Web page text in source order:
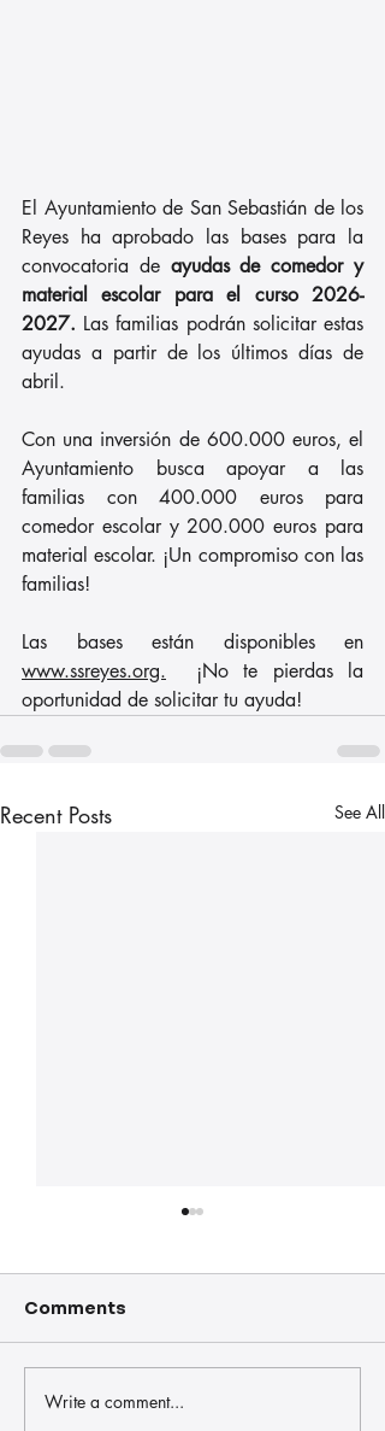
El Ayuntamiento de San Sebastián de los
Reyes ha aprobado las bases para la
convocatoria de ayudas de comedor y
material escolar para el curso 2026-
2027. Las familias podrán solicitar estas
ayudas a partir de los últimos días de
abril.
Con una inversión de 600.000 euros, el
Ayuntamiento busca apoyar a las
familias con 400.000 euros para
comedor escolar y 200.000 euros para
material escolar. ¡Un compromiso con las
familias!
www.ssreyes.org.
  ¡No te pierdas la
oportunidad de solicitar tu ayuda!
Recent Posts See All
Las Fiestas de San
Comments
Write a comment...